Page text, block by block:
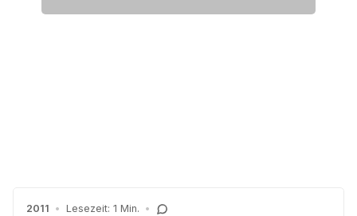
2011 • Lesezeit: 1 Min. •